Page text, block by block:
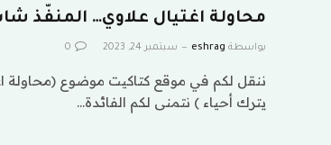
محاولة اغتيال علاوي… المنفّذ
بواسطة eshrag سبتمبر 24, 2023 0
ننقل لكم في موقع كتاكيت موضوع (محاولة
يترك أحياء ) نتمنى لكم الفائدة…